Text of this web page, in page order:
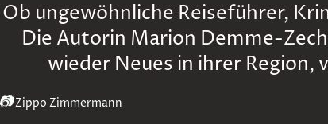
Ob ungewöhnliche Reiseführer,
Die Autorin Marion Demme-
wieder Neues in ihrer Region,
📷Zippo Zimmermann